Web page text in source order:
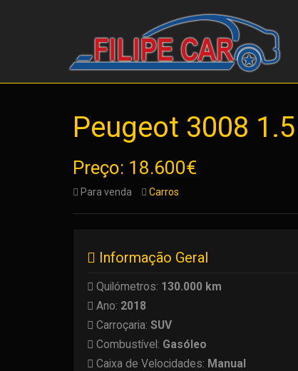
Peugeot 3008
Preço: 18.600€
Para venda Carros
Informação Geral
Quilómetros: 130.000 km
Ano: 2018
Carroçaria: SUV
Combustível: Gasóleo
Caixa de Velocidades: Manual